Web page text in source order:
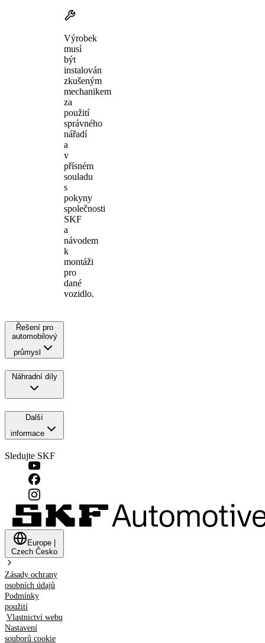
Výrobek
musí
být
instalován
zkušeným
mechanikem
za
použití
správného
nářadí
a
v
přísném
souladu
s
pokyny
společnosti
SKF
a
návodem
k
montáži
pro
dané
vozidlo.
Řešení pro
automobilový
průmysl
Náhradní díly
Další
informace
Sledujte SKF
Europe
Czech Česko
Zásady ochrany
osobních údajů
Podmínky
použití
Vlastnictví webu
Nastavení
souborů cookie